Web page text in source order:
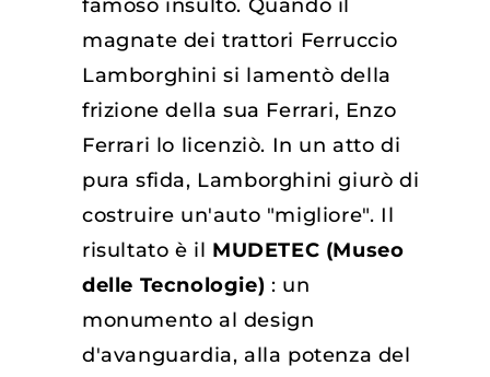
famoso insulto. Quando il
magnate dei trattori Ferruccio
Lamborghini si lamentò della
frizione della sua Ferrari, Enzo
Ferrari lo licenziò. In un atto di
pura sfida, Lamborghini giurò di
costruire un'auto "migliore". Il
risultato è il MUDETEC (Museo
delle Tecnologie) : un
monumento al design
d'avanguardia, alla potenza del